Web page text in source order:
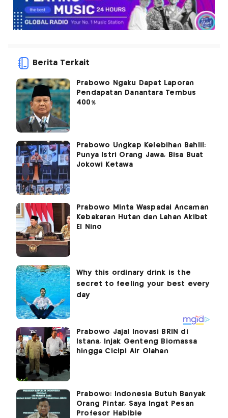
Berita Terkait
Prabowo Ngaku Dapat Laporan
Pendapatan Danantara Tembus
400%
Prabowo Ungkap Kelebihan Bahlil:
Punya Istri Orang Jawa, Bisa Buat
Jokowi Ketawa
Prabowo Minta Waspadai Ancaman
Kebakaran Hutan dan Lahan Akibat
El Nino
Prabowo Jajal Inovasi BRIN di
Istana, Injak Genteng Biomassa
hingga Cicipi Air Olahan
Prabowo: Indonesia Butuh Banyak
Orang Pintar, Saya Ingat Pesan
Profesor Habibie